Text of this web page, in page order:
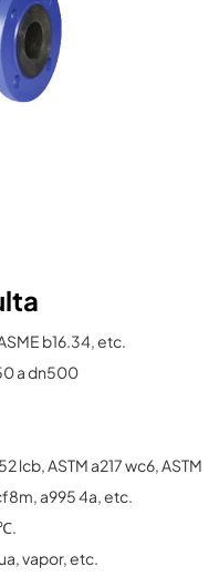
b16.34, etc.
a dn500
lcb, ASTM a217 wc6, ASTM
a995 4a, etc.
vapor, etc.